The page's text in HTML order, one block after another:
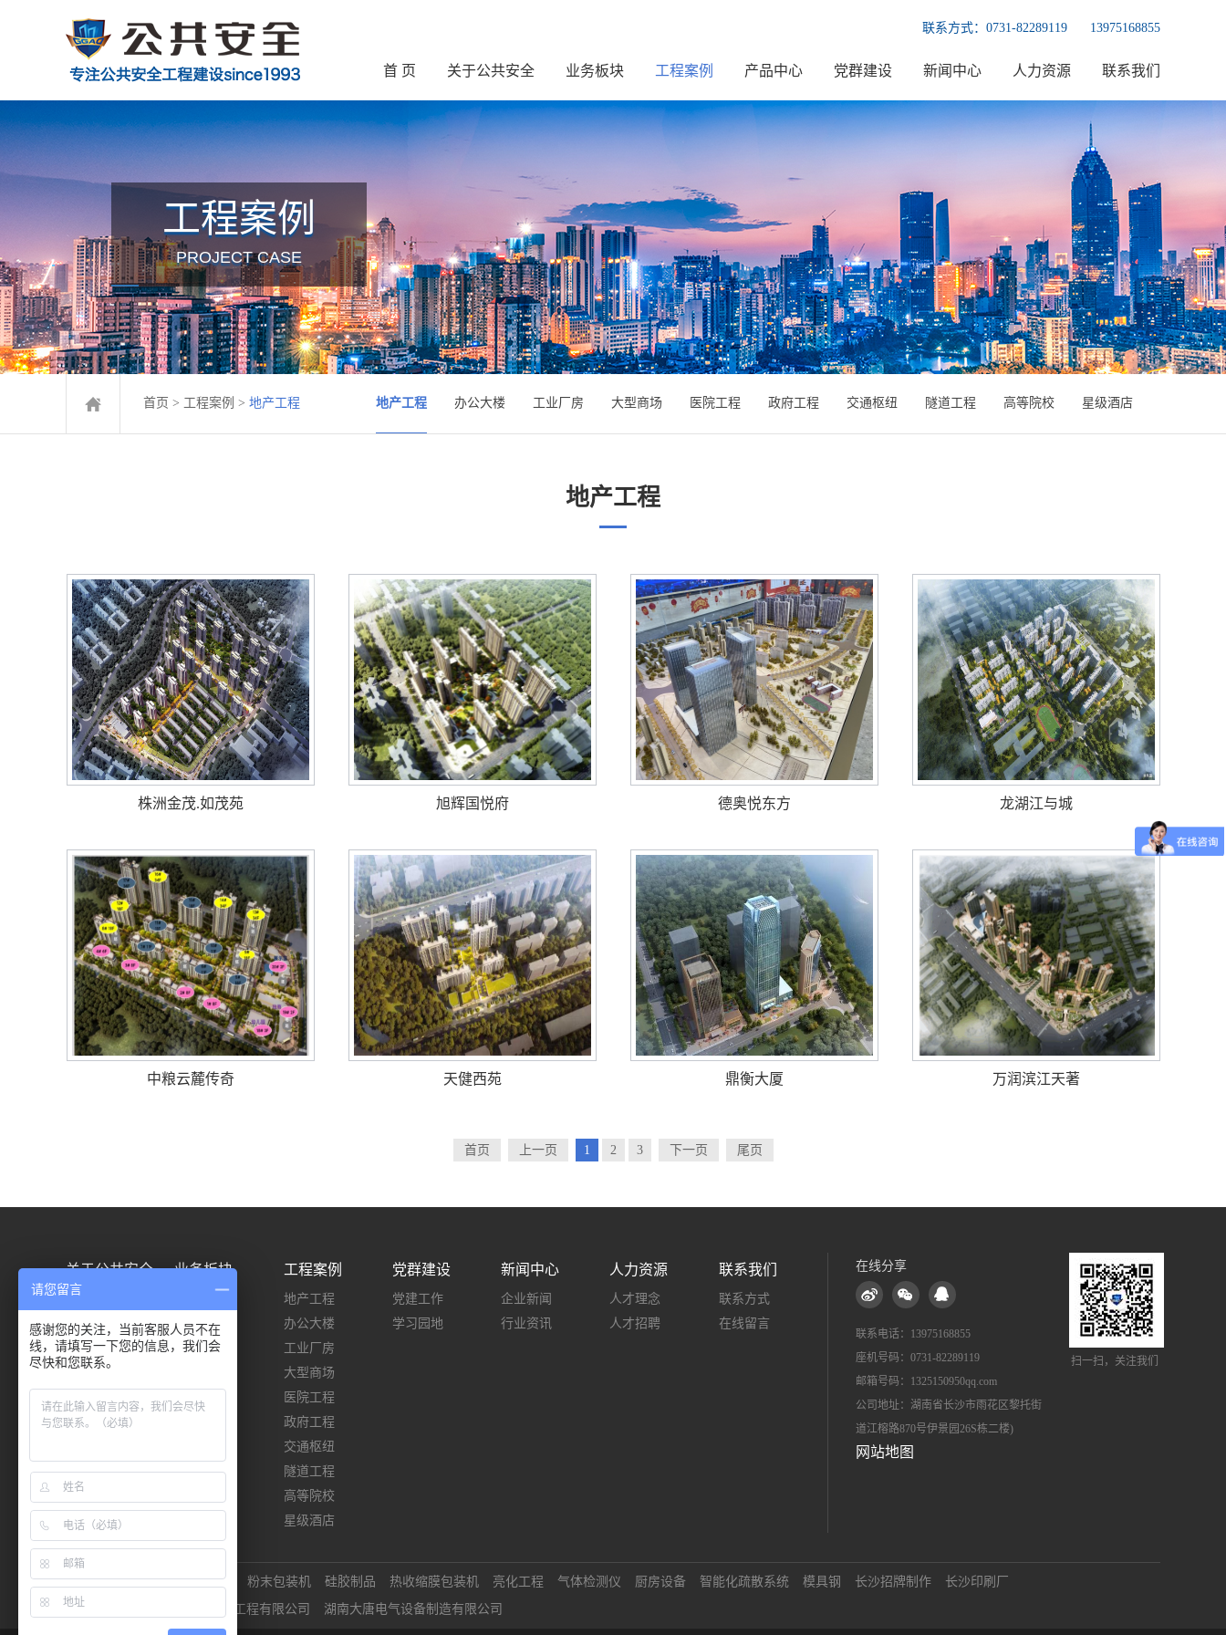
联系方式： 0731-82289119 13975168855
首 页 关于公共安全 业务板块 工程案例 产品中心 党群建设 新闻中心 人力资源 联系我们
工程案例
PROJECT CASE
首页 > 工程案例 > 地产工程 地产工程 办公大楼 工业厂房 大型商场 医院工程 政府工程 交通枢纽 隧道工程 高等院校 星级酒店
地产工程
株洲金茂.如茂苑 旭辉国悦府 德奥悦东方 龙湖江与城
中粮云麓传奇 天健西苑 鼎衡大厦 万润滨江天著
首页 上一页 1 2 3 下一页 尾页
关于公共安全
公司简介
企业荣誉
企业文化
团队建设
业务板块
设计类
工程案例
地产工程
办公大楼
工业厂房
大型商场
医院工程
政府工程
交通枢纽
隧道工程
高等院校
星级酒店
党群建设
党建工作
学习园地
新闻中心
企业新闻
行业资讯
人力资源
人才理念
人才招聘
联系我们
联系方式
在线留言
在线分享
联系电话：13975168855
座机号码：0731-82289119
邮箱号码：1325150950qq.com
公司地址：湖南省长沙市雨花区黎托街
道江榕路870号伊景园26S栋二楼)
网站地图
扫一扫，关注我们
友情链接 北京消防检测 粉末包装机 硅胶制品 热收缩膜包装机 亮化工程 气体检测仪 厨房设备 智能化疏散系统 模具钢 长沙招牌制作
长沙印刷厂
湖南公共安全工程有限公司
湖南大唐电气设备制造有限公司
请您留言
感谢您的关注，当前客服人员不在
线，请填写一下您的信息，我们会
尽快和您联系。